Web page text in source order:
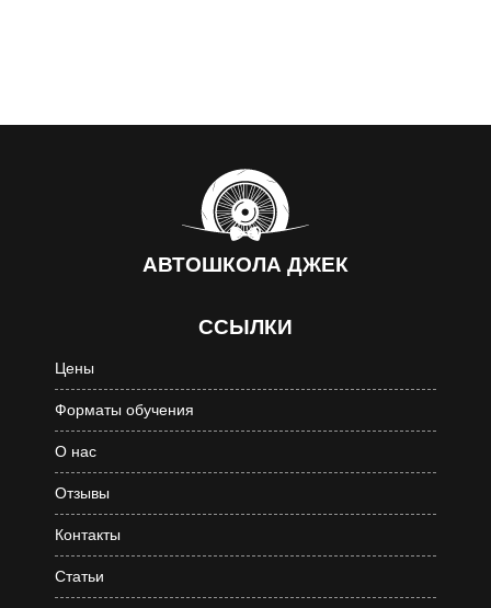
АВТОШКОЛА ДЖЕК
ССЫЛКИ
Цены
Форматы обучения
О нас
Отзывы
Контакты
Статьи